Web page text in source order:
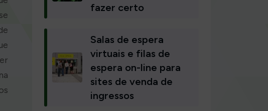
fazer certo
Salas de espera
virtuais e filas de
espera on-line para
sites de venda de
ingressos